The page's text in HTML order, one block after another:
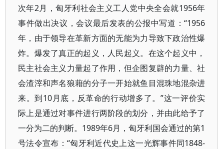
次年2月，匈牙利社会主义工人党中央全会就1956年
事件做出决议，会议最后发表的公报中写道：“1956
年，由于领导在革新方面的无能为力导致下政治性爆
炸。爆发了真正的起义，人民起义。在这个起义中，
民主社会主义力量起了作用，但企图复辟的力量、社
会渣滓和声名狼藉的分子一开始就鱼目混珠地混杂进
来。到10月底，反革命的行动增多了。”这一评价实
际上是通过对事件进行两阶段的划分，并由此给予了
一分为二的判断。1989年6月，匈牙利国会通过的第1
号法令宣布：“匈牙利近代史上这一光辉事件同1848-